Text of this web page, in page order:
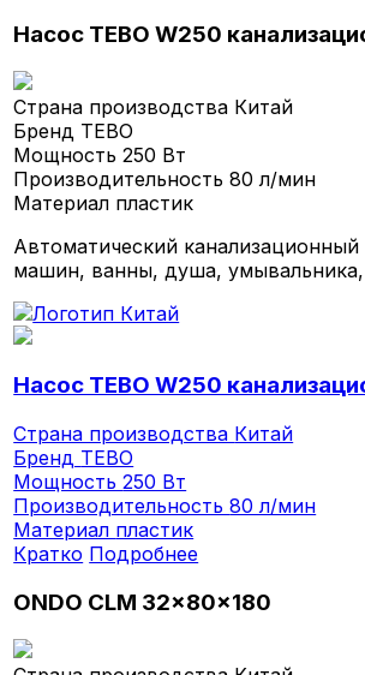
Насос TEBO W250
Страна производства Китай
Бренд TEBO
Мощность250 Вт
Производительность80 л/мин
Материал пластик
Автоматический
машин, ванны, душа,
Насос TEBO W250
Страна производства Китай
Бренд TEBO
Мощность250 Вт
Производительность80 л/мин
Материал пластик
Кратко Подробнее
ONDO CLM 32x80x180